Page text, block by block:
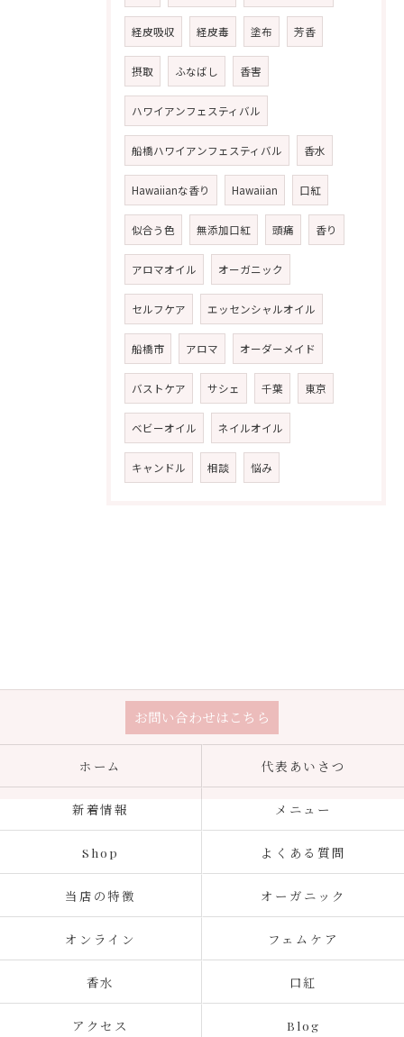
経皮吸収 経皮毒 塗布 芳香
摂取 ふなばし 香害
ハワイアンフェスティバル
船橋ハワイアンフェスティバル 香水
Hawaiianな香り Hawaiian 口紅
似合う色 無添加口紅 頭痛 香り
アロマオイル オーガニック
セルフケア エッセンシャルオイル
船橋市 アロマ オーダーメイド
バストケア サシェ 千葉 東京
ベビーオイル ネイルオイル
キャンドル 相談 悩み
お問い合わせはこちら
ホーム 代表あいさつ
新着情報 メニュー
Shop よくある質問
当店の特徴 オーガニック
オンライン フェムケア
香水 口紅
アクセス Blog